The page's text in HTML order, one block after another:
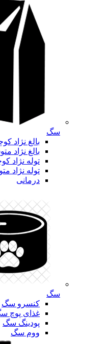
سگ
بالغ نژاد
بالغ نژاد
توله نژاد
توله نژاد
درمانی
سگ
کنسرو سگ
غذای پوچ
پودینگ سگ
ووم سگ